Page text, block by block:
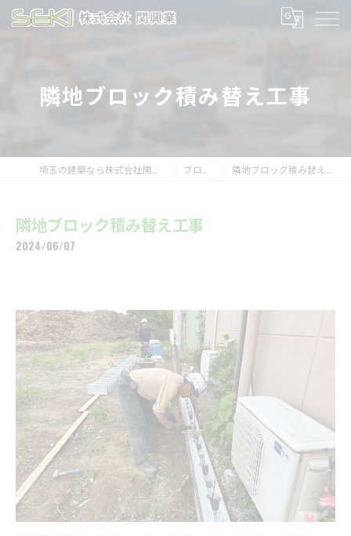
隣地ブロック積み替え工事
ブログ 隣地ブロック積み替え工事
隣地ブロック積み替え工事
2024/06/07